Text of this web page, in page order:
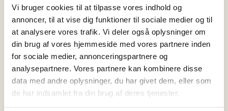
Vi bruger cookies til at tilpasse vores indhold og
annoncer, til at vise dig funktioner til sociale medier og til
at analysere vores trafik. Vi deler også oplysninger om
din brug af vores hjemmeside med vores partnere inden
for sociale medier, annonceringspartnere og
analysepartnere. Vores partnere kan kombinere disse
data med andre oplysninger, du har givet dem, eller som
de har indsamlet fra din brug af deres tjenester.
Skagen El & Energi tilbyder et bredt
udvalg af varmepumper til både